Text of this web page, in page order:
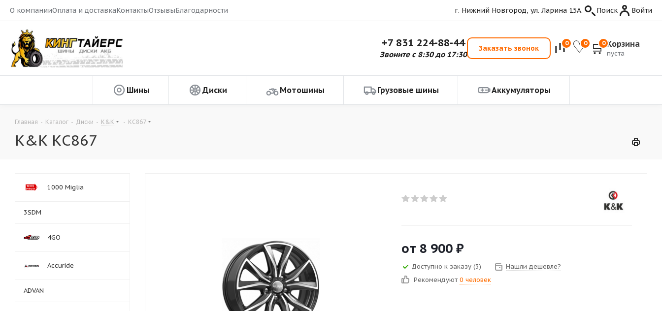
О компанииОплата и доставкаКонтактыОтзывыБлагодарности г. Нижний Новгород, ул. Ларина 15А. Поиск Войти
+7 831 224-88-44
Звоните с 8:30 до 17:30
Заказать звонок
0 0 0 Корзина
пуста
Шины Диски Мотошины Грузовые шины Аккумуляторы
Главная - Каталог - Диски - K&K - КС867
K&K КС867
от 8 900 ₽
Доступно к заказу (3)
Нашли дешевле?
Рекомендуют 0 человек
1000 Miglia
3SDM
4GO
Accuride
ADVAN